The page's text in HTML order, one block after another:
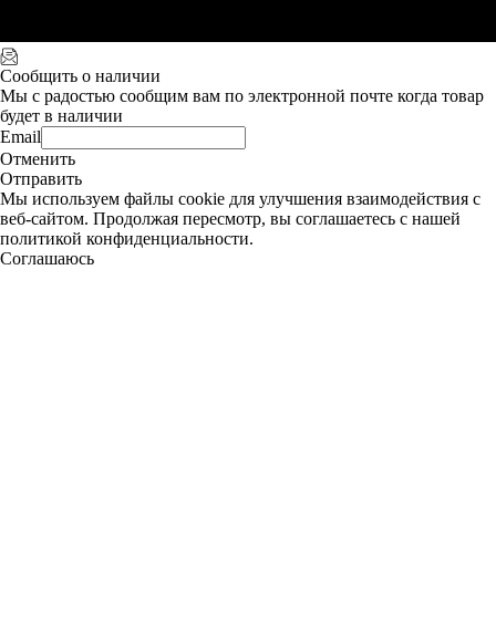
Сообщить о наличии
Мы с радостью сообщим вам по электронной почте когда товар
будет в наличии
Email
Отменить
Отправить
Мы используем файлы cookie для улучшения взаимодействия с
веб-сайтом. Продолжая пересмотр, вы соглашаетесь с нашей
политикой конфиденциальности.
Соглашаюсь